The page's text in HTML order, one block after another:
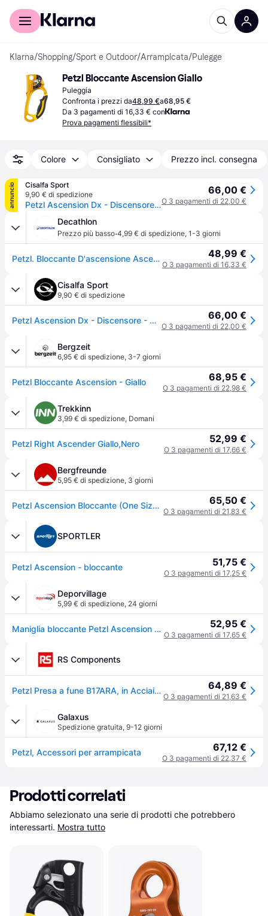
Per il tuo shopping
Klarna/Shopping/Sport e Outdoor/Arrampicata/Pulegge
Petzl Bloccante Ascension Giallo
Puleggia
Confronta i prezzi da48,99 €a68,95 €
Da 3 pagamenti di 16,33 € con
Prova pagamenti flessibili*
Colore Consigliato Prezzo incl. consegna
annuncio
Cisalfa Sport
9,90 € di spedizione
Petzl Ascension Dx - Discensore - Arancione - UNICA
66,00 €
O 3 pagamenti di 22,00 €
Decathlon
Prezzo più basso·4,99 € di spedizione, 1-3 giorni
Petzl. Bloccante D'ascensione Ascension Maniglie Ascensione Ritiro Gratis - DESTRO 48,99 €
O 3 pagamenti di 16,33 €
Cisalfa Sport
9,90 € di spedizione
Petzl Ascension Dx - Discensore - Arancione - UNICA 66,00 €
O 3 pagamenti di 22,00 €
Bergzeit
6,95 € di spedizione, 3-7 giorni
Petzl Bloccante Ascension - Giallo 68,95 €
O 3 pagamenti di 22,98 €
Trekkinn
3,99 € di spedizione, Domani
Petzl Right Ascender Giallo,Nero 52,99 €
O 3 pagamenti di 17,66 €
Bergfreunde
5,95 € di spedizione, 3 giorni
Petzl Ascension Bloccante (One Size, giallo) 65,50 €
O 3 pagamenti di 21,83 €
SPORTLER
Petzl Ascension - bloccante 51,75 €
O 3 pagamenti di 17,25 €
Deporvillage
5,99 € di spedizione, 24 giorni
Maniglia bloccante Petzl Ascension destra, arancione nero - Orange 52,95 €
O 3 pagamenti di 17,65 €
RS Components
Petzl Presa a fune B17ARA, in Acciaio inossidabile, Gomma, Plastica, Alluminio, Nylon, Ø fune 8 to 13 mm 64,89 €
O 3 pagamenti di 21,63 €
Galaxus
Spedizione gratuita, 9-12 giorni
Petzl, Accessori per arrampicata 67,12 €
O 3 pagamenti di 22,37 €
Prodotti correlati
Abbiamo selezionato una serie di prodotti che potrebbero
interessarti. Mostra tutto